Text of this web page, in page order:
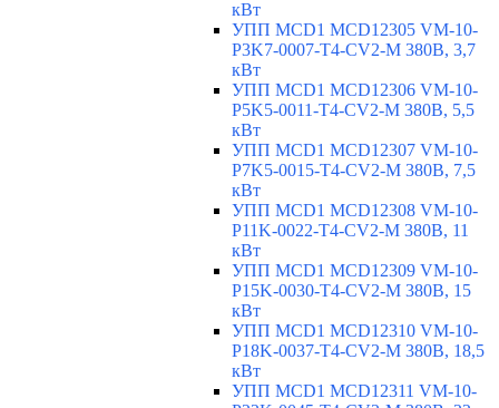
кВт
УПП MCD1 MCD12305 VM-10-
P3K7-0007-T4-CV2-M 380В, 3,7
кВт
УПП MCD1 MCD12306 VM-10-
P5K5-0011-T4-CV2-M 380В, 5,5
кВт
УПП MCD1 MCD12307 VM-10-
P7K5-0015-T4-CV2-M 380В, 7,5
кВт
УПП MCD1 MCD12308 VM-10-
P11K-0022-T4-CV2-M 380В, 11
кВт
УПП MCD1 MCD12309 VM-10-
P15K-0030-T4-CV2-M 380В, 15
кВт
УПП MCD1 MCD12310 VM-10-
P18K-0037-T4-CV2-M 380В, 18,5
кВт
УПП MCD1 MCD12311 VM-10-